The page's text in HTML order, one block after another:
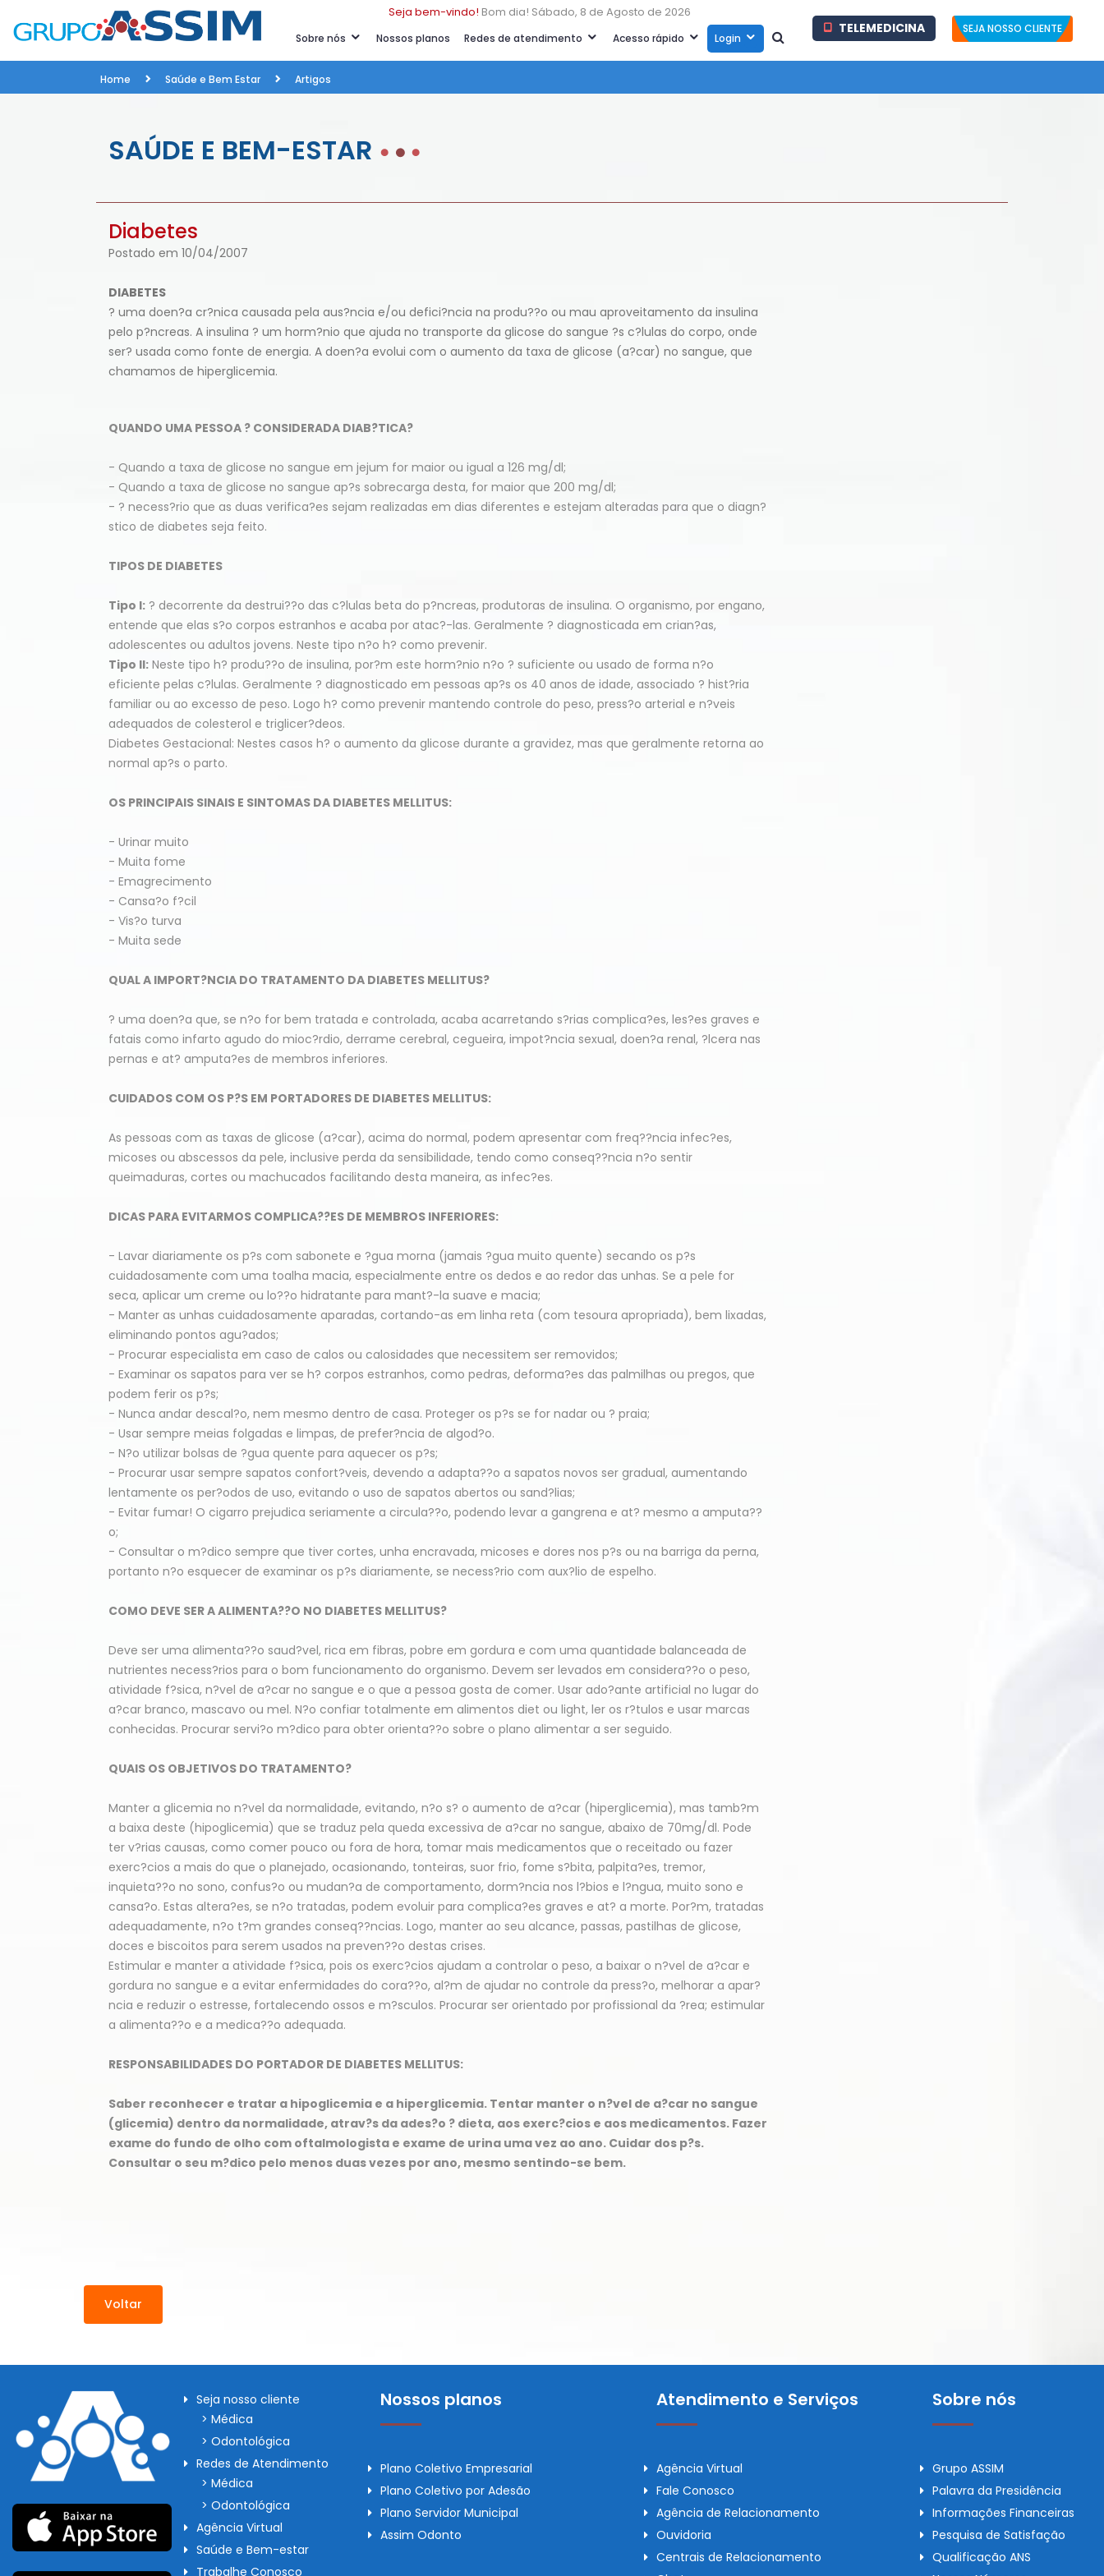
Seja bem-vindo! Bom dia! Sábado, 8 de Agosto de 2026
Sobre nós Nossos planos Redes de atendimento Acesso rápido Login
TELEMEDICINA SEJA NOSSO CLIENTE
Home Saúde e Bem Estar Artigos
SAÚDE E BEM-ESTAR
Diabetes
Postado em 10/04/2007
DIABETES
? uma doen?a cr?nica causada pela aus?ncia e/ou defici?ncia na produ??o ou mau aproveitamento da insulina
pelo p?ncreas. A insulina ? um horm?nio que ajuda no transporte da glicose do sangue ?s c?lulas do corpo, onde
ser? usada como fonte de energia. A doen?a evolui com o aumento da taxa de glicose (a?car) no sangue, que
chamamos de hiperglicemia.
QUANDO UMA PESSOA ? CONSIDERADA DIAB?TICA?
- Quando a taxa de glicose no sangue em jejum for maior ou igual a 126 mg/dl;
- Quando a taxa de glicose no sangue ap?s sobrecarga desta, for maior que 200 mg/dl;
- ? necess?rio que as duas verifica?es sejam realizadas em dias diferentes e estejam alteradas para que o diagn?
stico de diabetes seja feito.
TIPOS DE DIABETES
Tipo I: ? decorrente da destrui??o das c?lulas beta do p?ncreas, produtoras de insulina. O organismo, por engano,
entende que elas s?o corpos estranhos e acaba por atac?-las. Geralmente ? diagnosticada em crian?as,
adolescentes ou adultos jovens. Neste tipo n?o h? como prevenir.
Tipo II: Neste tipo h? produ??o de insulina, por?m este horm?nio n?o ? suficiente ou usado de forma n?o
eficiente pelas c?lulas. Geralmente ? diagnosticado em pessoas ap?s os 40 anos de idade, associado ? hist?ria
familiar ou ao excesso de peso. Logo h? como prevenir mantendo controle do peso, press?o arterial e n?veis
adequados de colesterol e triglicer?deos.
Diabetes Gestacional: Nestes casos h? o aumento da glicose durante a gravidez, mas que geralmente retorna ao
normal ap?s o parto.
OS PRINCIPAIS SINAIS E SINTOMAS DA DIABETES MELLITUS:
- Urinar muito
- Muita fome
- Emagrecimento
- Cansa?o f?cil
- Vis?o turva
- Muita sede
QUAL A IMPORT?NCIA DO TRATAMENTO DA DIABETES MELLITUS?
? uma doen?a que, se n?o for bem tratada e controlada, acaba acarretando s?rias complica?es, les?es graves e
fatais como infarto agudo do mioc?rdio, derrame cerebral, cegueira, impot?ncia sexual, doen?a renal, ?lcera nas
pernas e at? amputa?es de membros inferiores.
CUIDADOS COM OS P?S EM PORTADORES DE DIABETES MELLITUS:
As pessoas com as taxas de glicose (a?car), acima do normal, podem apresentar com freq??ncia infec?es,
micoses ou abscessos da pele, inclusive perda da sensibilidade, tendo como conseq??ncia n?o sentir
queimaduras, cortes ou machucados facilitando desta maneira, as infec?es.
DICAS PARA EVITARMOS COMPLICA??ES DE MEMBROS INFERIORES:
- Lavar diariamente os p?s com sabonete e ?gua morna (jamais ?gua muito quente) secando os p?s
cuidadosamente com uma toalha macia, especialmente entre os dedos e ao redor das unhas. Se a pele for
seca, aplicar um creme ou lo??o hidratante para mant?-la suave e macia;
- Manter as unhas cuidadosamente aparadas, cortando-as em linha reta (com tesoura apropriada), bem lixadas,
eliminando pontos agu?ados;
- Procurar especialista em caso de calos ou calosidades que necessitem ser removidos;
- Examinar os sapatos para ver se h? corpos estranhos, como pedras, deforma?es das palmilhas ou pregos, que
podem ferir os p?s;
- Nunca andar descal?o, nem mesmo dentro de casa. Proteger os p?s se for nadar ou ? praia;
- Usar sempre meias folgadas e limpas, de prefer?ncia de algod?o.
- N?o utilizar bolsas de ?gua quente para aquecer os p?s;
- Procurar usar sempre sapatos confort?veis, devendo a adapta??o a sapatos novos ser gradual, aumentando
lentamente os per?odos de uso, evitando o uso de sapatos abertos ou sand?lias;
- Evitar fumar! O cigarro prejudica seriamente a circula??o, podendo levar a gangrena e at? mesmo a amputa??
o;
- Consultar o m?dico sempre que tiver cortes, unha encravada, micoses e dores nos p?s ou na barriga da perna,
portanto n?o esquecer de examinar os p?s diariamente, se necess?rio com aux?lio de espelho.
COMO DEVE SER A ALIMENTA??O NO DIABETES MELLITUS?
Deve ser uma alimenta??o saud?vel, rica em fibras, pobre em gordura e com uma quantidade balanceada de
nutrientes necess?rios para o bom funcionamento do organismo. Devem ser levados em considera??o o peso,
atividade f?sica, n?vel de a?car no sangue e o que a pessoa gosta de comer. Usar ado?ante artificial no lugar do
a?car branco, mascavo ou mel. N?o confiar totalmente em alimentos diet ou light, ler os r?tulos e usar marcas
conhecidas. Procurar servi?o m?dico para obter orienta??o sobre o plano alimentar a ser seguido.
QUAIS OS OBJETIVOS DO TRATAMENTO?
Manter a glicemia no n?vel da normalidade, evitando, n?o s? o aumento de a?car (hiperglicemia), mas tamb?m
a baixa deste (hipoglicemia) que se traduz pela queda excessiva de a?car no sangue, abaixo de 70mg/dl. Pode
ter v?rias causas, como comer pouco ou fora de hora, tomar mais medicamentos que o receitado ou fazer
exerc?cios a mais do que o planejado, ocasionando, tonteiras, suor frio, fome s?bita, palpita?es, tremor,
inquieta??o no sono, confus?o ou mudan?a de comportamento, dorm?ncia nos l?bios e l?ngua, muito sono e
cansa?o. Estas altera?es, se n?o tratadas, podem evoluir para complica?es graves e at? a morte. Por?m, tratadas
adequadamente, n?o t?m grandes conseq??ncias. Logo, manter ao seu alcance, passas, pastilhas de glicose,
doces e biscoitos para serem usados na preven??o destas crises.
Estimular e manter a atividade f?sica, pois os exerc?cios ajudam a controlar o peso, a baixar o n?vel de a?car e
gordura no sangue e a evitar enfermidades do cora??o, al?m de ajudar no controle da press?o, melhorar a apar?
ncia e reduzir o estresse, fortalecendo ossos e m?sculos. Procurar ser orientado por profissional da ?rea; estimular
a alimenta??o e a medica??o adequada.
RESPONSABILIDADES DO PORTADOR DE DIABETES MELLITUS:
Saber reconhecer e tratar a hipoglicemia e a hiperglicemia. Tentar manter o n?vel de a?car no sangue
(glicemia) dentro da normalidade, atrav?s da ades?o ? dieta, aos exerc?cios e aos medicamentos. Fazer
exame do fundo de olho com oftalmologista e exame de urina uma vez ao ano. Cuidar dos p?s.
Consultar o seu m?dico pelo menos duas vezes por ano, mesmo sentindo-se bem.
Voltar
Seja nosso cliente
> Médica
> Odontológica
Redes de Atendimento
> Médica
> Odontológica
Agência Virtual
Saúde e Bem-estar
Trabalhe Conosco
Nossos planos
Plano Coletivo Empresarial
Plano Coletivo por Adesão
Plano Servidor Municipal
Assim Odonto
Atendimento e Serviços
Agência Virtual
Fale Conosco
Agência de Relacionamento
Ouvidoria
Centrais de Relacionamento
Sobre nós
Grupo ASSIM
Palavra da Presidência
Informações Financeiras
Pesquisa de Satisfação
Qualificação ANS